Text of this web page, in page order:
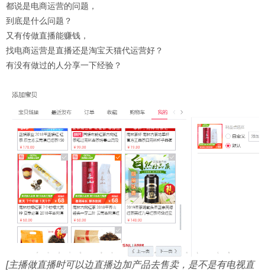
都说是电商运营的问题，
到底是什么问题？
又有传做直播能赚钱，
找电商运营是直播还是淘宝天猫代运营好？
有没有做过的人分享一下经验？
[主播做直播时可以边直播边加产品去售卖，是不是有电视直